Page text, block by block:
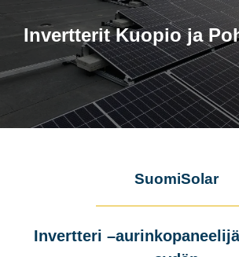
Invertterit Kuopio ja
SuomiSolar
Invertteri